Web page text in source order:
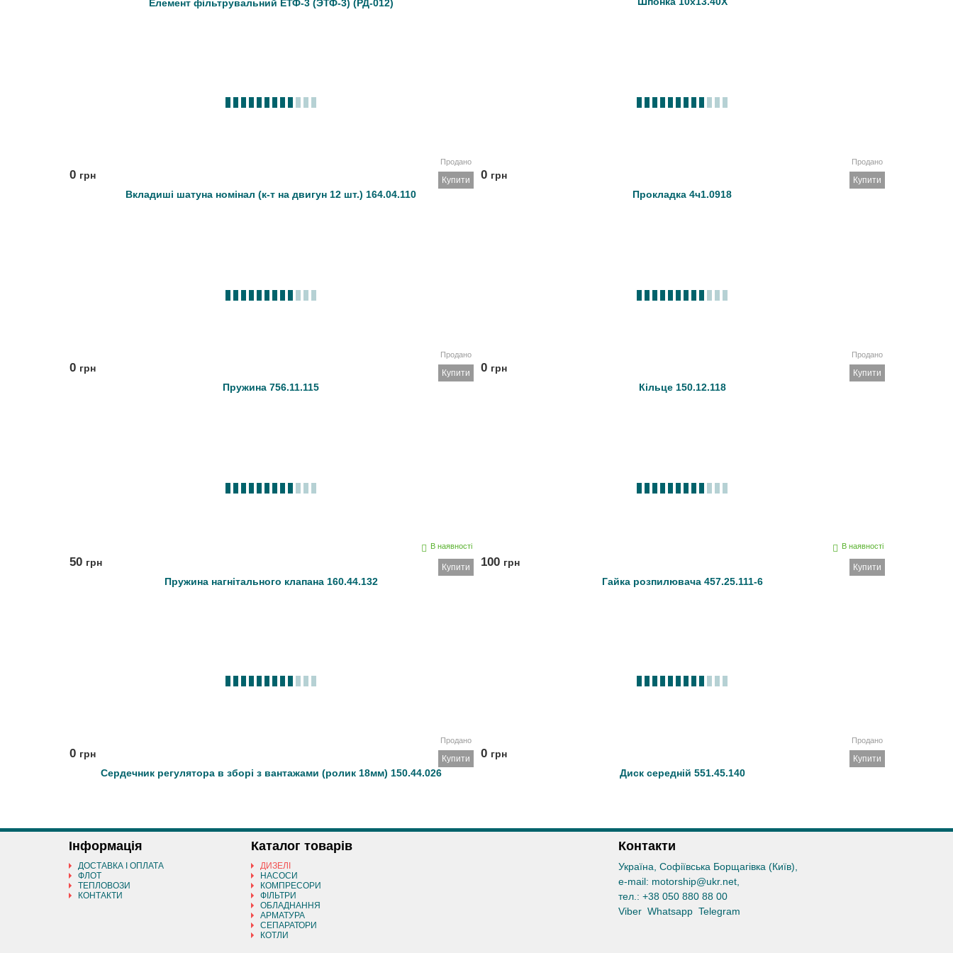
Елемент фільтрувальний ЕТФ-3 (ЭТФ-3) (РД-012)
Продано
0 грн Купити
Вкладиші шатуна номінал (к-т на двигун 12 шт.) 164.04.110
Продано
0 грн Купити
Прокладка 4ч1.0918
Продано
0 грн Купити
Пружина 756.11.115
Продано
0 грн Купити
Кільце 150.12.118
В наявності
50 грн Купити
Пружина нагнітального клапана 160.44.132
В наявності
100 грн Купити
Гайка розпилювача 457.25.111-6
Продано
0 грн Купити
Сердечник регулятора в зборі з вантажами (ролик 18мм) 150.44.026
Продано
0 грн Купити
Диск середній 551.45.140
Інформація
ДОСТАВКА І ОПЛАТА
ФЛОТ
ТЕПЛОВОЗИ
КОНТАКТИ
Каталог товарів
ДИЗЕЛІ
НАСОСИ
КОМПРЕСОРИ
ФІЛЬТРИ
ОБЛАДНАННЯ
АРМАТУРА
СЕПАРАТОРИ
КОТЛИ
Контакти
Україна, Софіївська Борщагівка (Київ)
e-mail: motorship@ukr.net
тел.: +38 050 880 88 00
Viber Whatsapp Telegram